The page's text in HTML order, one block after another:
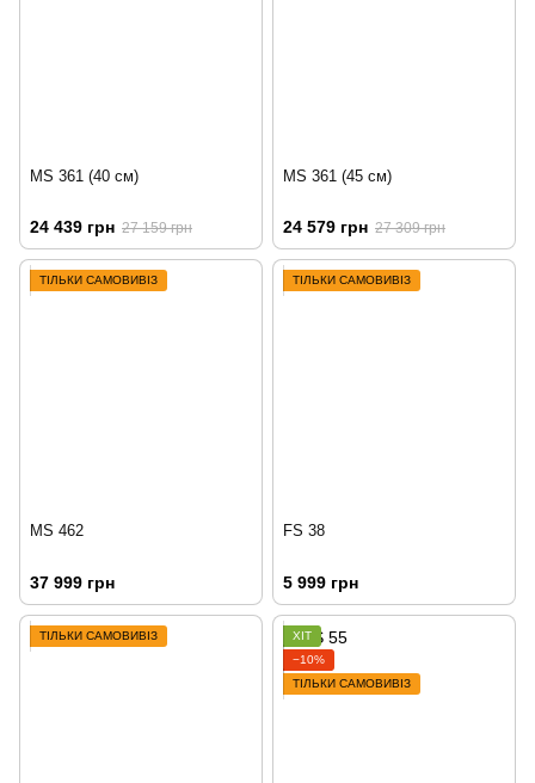
MS 361 (40 см)
24 439 грн 27 159 грн
MS 361 (45 см)
24 579 грн 27 309 грн
ТІЛЬКИ САМОВИВІЗ
MS 462
37 999 грн
ТІЛЬКИ САМОВИВІЗ
FS 38
5 999 грн
ТІЛЬКИ САМОВИВІЗ
ХІТ
−10%
ТІЛЬКИ САМОВИВІЗ